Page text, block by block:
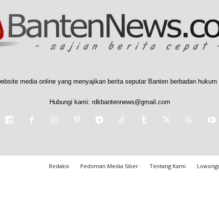
media online yang menyajikan berita seputar Banten berbadan
Hubungi kami: rdkbantennews@gmail.com
Redaksi Pedoman Media Siber Tentang Kami